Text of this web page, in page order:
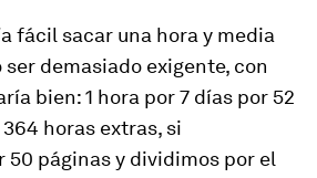
fácil sacar una hora y media
demasiado exigente, con
bien: 1 hora por 7 días por 52
horas extras, si
páginas y dividimos por el